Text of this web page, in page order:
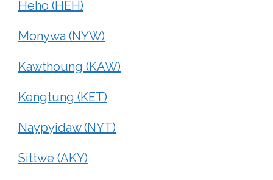
Heho (HEH)
Monywa (NYW)
Kawthoung (KAW)
Kengtung (KET)
Naypyidaw (NYT)
Sittwe (AKY)